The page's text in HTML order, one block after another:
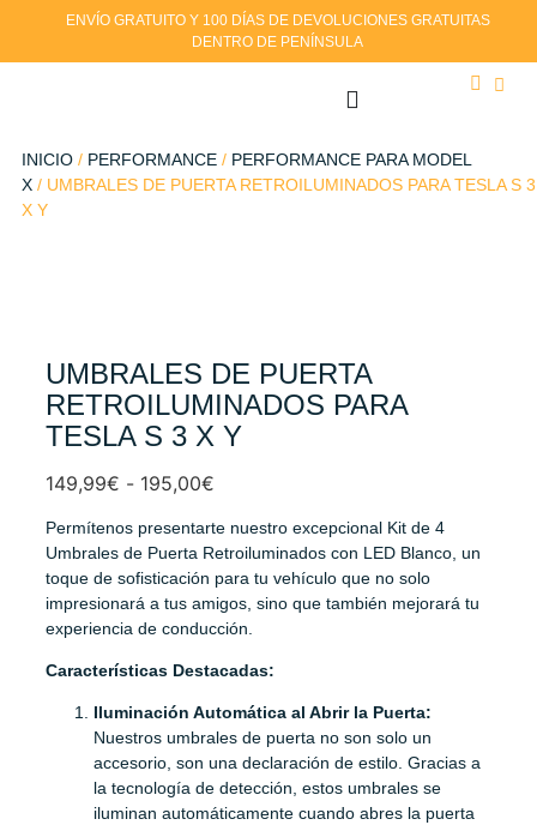
ENVÍO GRATUITO Y 100 DÍAS DE DEVOLUCIONES GRATUITAS
DENTRO DE PENÍNSULA
INICIO/ PERFORMANCE/ PERFORMANCE PARA MODEL
X/ UMBRALES DE PUERTA RETROILUMINADOS PARA TESLA S 3
X Y
UMBRALES DE PUERTA
RETROILUMINADOS PARA
TESLA S 3 X Y
149,99€ - 195,00€
Permítenos presentarte nuestro excepcional Kit de 4
Umbrales de Puerta Retroiluminados con LED Blanco, un
toque de sofisticación para tu vehículo que no solo
impresionará a tus amigos, sino que también mejorará tu
experiencia de conducción.
Características Destacadas:
Iluminación Automática al Abrir la Puerta:
Nuestros umbrales de puerta no son solo un
accesorio, son una declaración de estilo. Gracias a
la tecnología de detección, estos umbrales se
iluminan automáticamente cuando abres la puerta